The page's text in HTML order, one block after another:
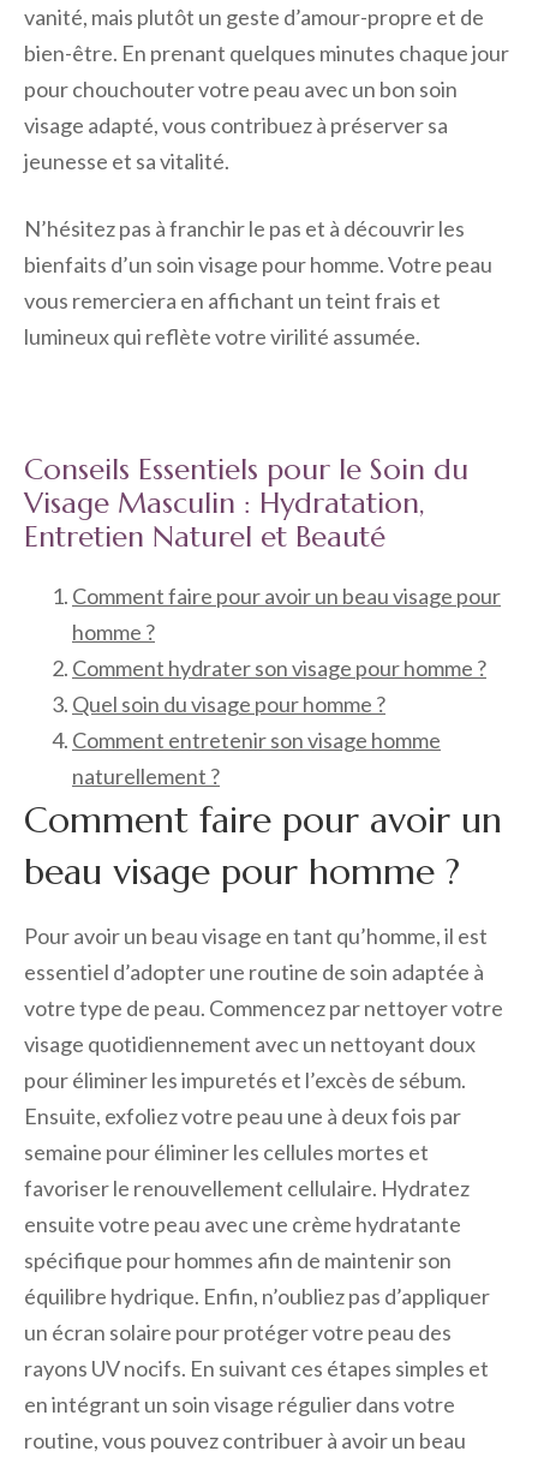
vanité, mais plutôt un geste d’amour-propre et de
bien-être. En prenant quelques minutes chaque jour
pour chouchouter votre peau avec un bon soin
visage adapté, vous contribuez à préserver sa
jeunesse et sa vitalité.
N’hésitez pas à franchir le pas et à découvrir les
bienfaits d’un soin visage pour homme. Votre peau
vous remerciera en affichant un teint frais et
lumineux qui reflète votre virilité assumée.
Conseils Essentiels pour le Soin du
Visage Masculin : Hydratation,
Entretien Naturel et Beauté
Comment faire pour avoir un beau visage pour
homme ?
Comment hydrater son visage pour homme ?
Quel soin du visage pour homme ?
Comment entretenir son visage homme
naturellement ?
Comment faire pour avoir un
beau visage pour homme ?
Pour avoir un beau visage en tant qu’homme, il est
essentiel d’adopter une routine de soin adaptée à
votre type de peau. Commencez par nettoyer votre
visage quotidiennement avec un nettoyant doux
pour éliminer les impuretés et l’excès de sébum.
Ensuite, exfoliez votre peau une à deux fois par
semaine pour éliminer les cellules mortes et
favoriser le renouvellement cellulaire. Hydratez
ensuite votre peau avec une crème hydratante
spécifique pour hommes afin de maintenir son
équilibre hydrique. Enfin, n’oubliez pas d’appliquer
un écran solaire pour protéger votre peau des
rayons UV nocifs. En suivant ces étapes simples et
en intégrant un soin visage régulier dans votre
routine, vous pouvez contribuer à avoir un beau